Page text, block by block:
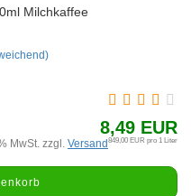
Milchkaffee
8,49 EUR
849,00 EUR pro 1 Liter
MwSt. zzgl. Versand